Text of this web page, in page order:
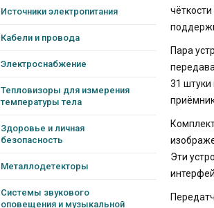
Пара
31
Эти
Источники электропитания
Кабели и провода
Электроснабжение
Тепловизоры для измерения
температуры тела
Здоровье и личная
безопасность
Металлодетекторы
Системы звукового
оповещения и музыкальной